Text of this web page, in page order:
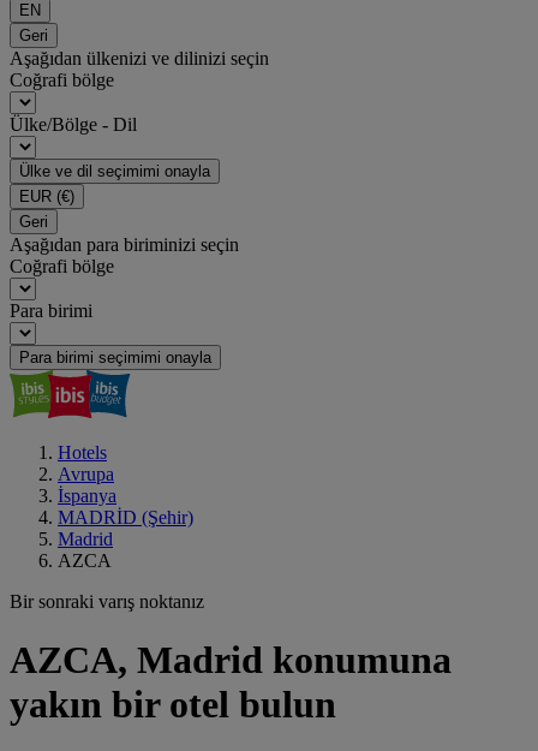
EN
Geri
Aşağıdan ülkenizi ve dilinizi seçin
Coğrafi bölge
Ülke/Bölge - Dil
Ülke ve dil seçimimi onayla
EUR (€)
Geri
Aşağıdan para biriminizi seçin
Coğrafi bölge
Para birimi
Para birimi seçimimi onayla
Hotels
Avrupa
İspanya
MADRİD (Şehir)
Madrid
AZCA
Bir sonraki varış noktanız
AZCA, Madrid konumuna
yakın bir otel bulun